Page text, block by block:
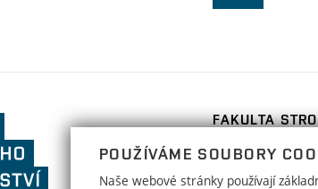
Fakulta
inženýrství,
FAKULTA
Technická 2896/2
616 69 Brno
POUŽÍVÁME SOUBORY
Naše webové stránky používají